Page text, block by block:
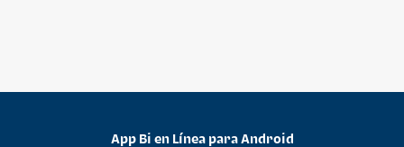
App Bi en Línea para Android